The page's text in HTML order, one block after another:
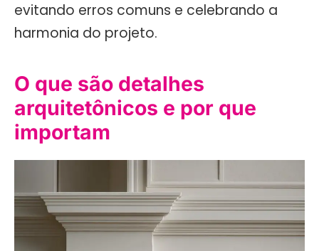
evitando erros comuns e celebrando a
harmonia do projeto.
O que são detalhes
arquitetônicos e por que
importam